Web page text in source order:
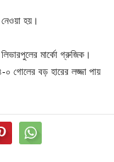
হয়।
মার্কো গ্রুজিক।
গোলের বড় হারের লজ্জা পায়